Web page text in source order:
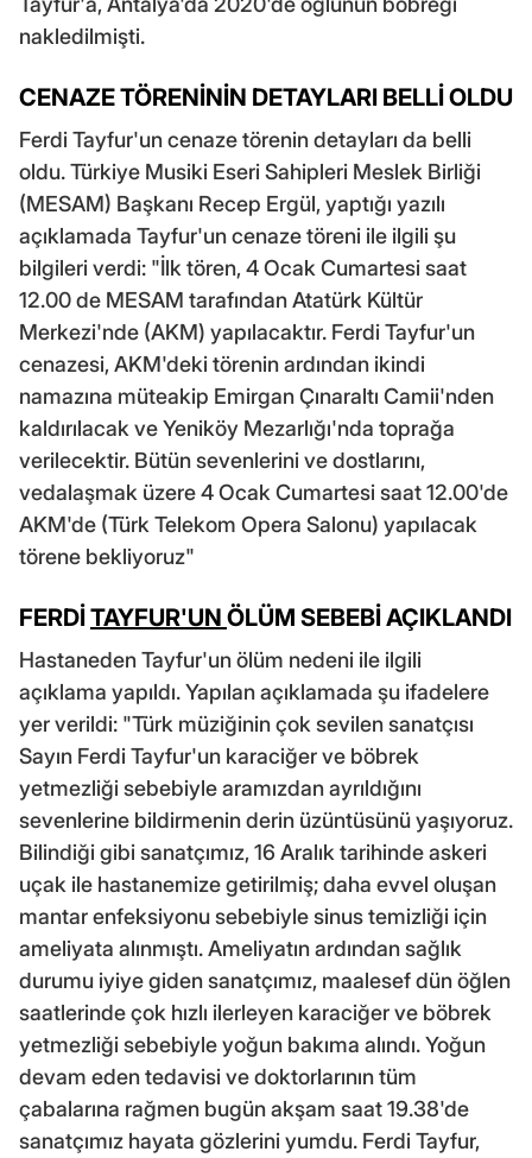
nakledilmişti.
CENAZE TÖRENİNİN DETAYLARI BELLİ OLDU
Ferdi Tayfur'un cenaze törenin detayları da belli
oldu. Türkiye Musiki Eseri Sahipleri Meslek Birliği
(MESAM) Başkanı Recep Ergül, yaptığı yazılı
açıklamada Tayfur'un cenaze töreni ile ilgili şu
bilgileri verdi: "İlk tören, 4 Ocak Cumartesi saat
12.00 de MESAM tarafından Atatürk Kültür
Merkezi'nde (AKM) yapılacaktır. Ferdi Tayfur'un
cenazesi, AKM'deki törenin ardından ikindi
namazına müteakip Emirgan Çınaraltı Camii'nden
kaldırılacak ve Yeniköy Mezarlığı'nda toprağa
verilecektir. Bütün sevenlerini ve dostlarını,
vedalaşmak üzere 4 Ocak Cumartesi saat 12.00'de
AKM'de (Türk Telekom Opera Salonu) yapılacak
törene bekliyoruz"
FERDİTAYFUR'UN ÖLÜM SEBEBİ AÇIKLANDI
Hastaneden Tayfur'un ölüm nedeni ile ilgili
açıklama yapıldı. Yapılan açıklamada şu ifadelere
yer verildi: "Türk müziğinin çok sevilen sanatçısı
Sayın Ferdi Tayfur'un karaciğer ve böbrek
yetmezliği sebebiyle aramızdan ayrıldığını
sevenlerine bildirmenin derin üzüntüsünü yaşıyoruz.
Bilindiği gibi sanatçımız, 16 Aralık tarihinde askeri
uçak ile hastanemize getirilmiş; daha evvel oluşan
mantar enfeksiyonu sebebiyle sinus temizliği için
ameliyata alınmıştı. Ameliyatın ardından sağlık
durumu iyiye giden sanatçımız, maalesef dün öğlen
saatlerinde çok hızlı ilerleyen karaciğer ve böbrek
yetmezliği sebebiyle yoğun bakıma alındı. Yoğun
devam eden tedavisi ve doktorlarının tüm
çabalarına rağmen bugün akşam saat 19.38'de
sanatçımız hayata gözlerini yumdu. Ferdi Tayfur,